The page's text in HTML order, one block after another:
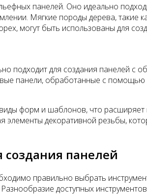
панелей. Оно идеально
Мягкие породы дерева, такие
могут быть использованы для
подходит для создания панелей
панели, обработанные с
форм и шаблонов, что
элементы декоративной резьбы,
панелей
правильно выбрать
Разнообразие доступных